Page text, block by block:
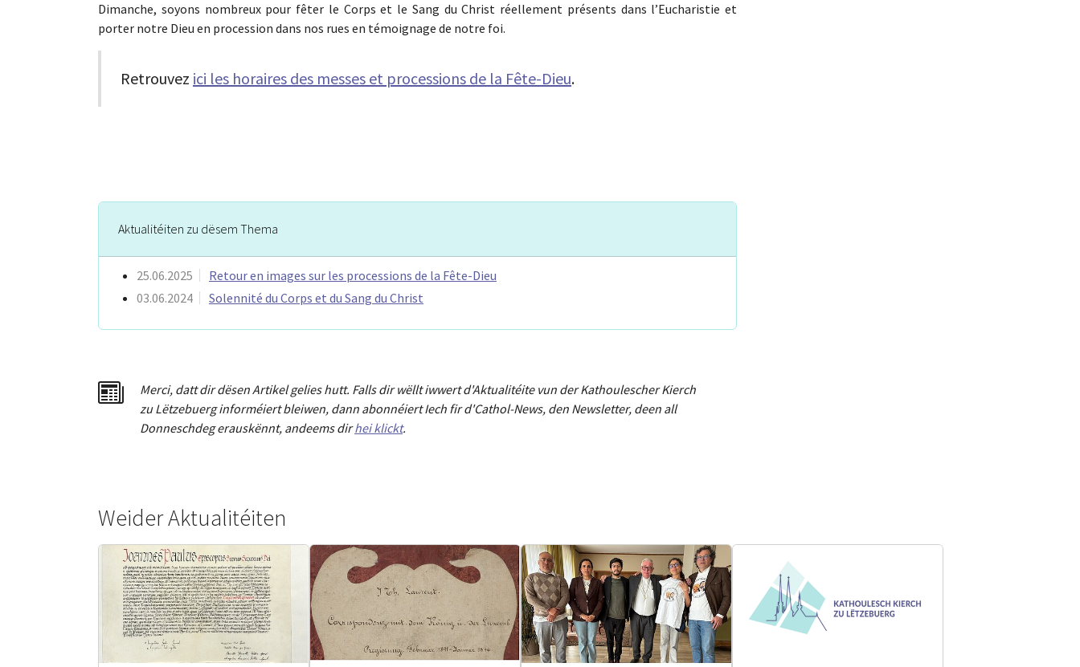
Dimanche, soyons nombreux pour fêter le Corps et le Sang du Christ réellement présents dans l’Eucharistie et
porter notre Dieu en procession dans nos rues en témoignage de notre foi.
Retrouvez ici les horaires des messes et processions de la Fête-Dieu.
Aktualitéiten zu dësem Thema
25.06.2025
Retour en images sur les processions de la Fête-Dieu
03.06.2024
Solennité du Corps et du Sang du Christ
Merci, dattdir dësen Artikel gelies hutt. Falls dir wëllt iwwert d'Aktualitéite vun der Kathoulescher Kierch
zu Lëtzebuerg informéiert bleiwen, dann abonnéiert Iech fir d'Cathol-News, den Newsletter, deen all
Donneschdeg erauskënnt, andeems dirhei klickt.
Weider Aktualitéiten